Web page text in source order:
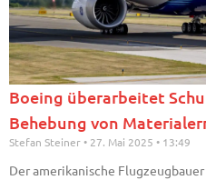
Boeing überarbeitet
Behebung von
Stefan Steiner 27. Mai 2025 13:49
Der amerikanische